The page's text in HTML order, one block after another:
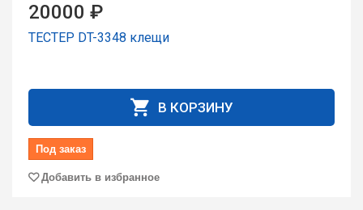
20000 ₽
ТЕСТЕР DT-3348 клещи
В КОРЗИНУ
Под заказ
Добавить в избранное